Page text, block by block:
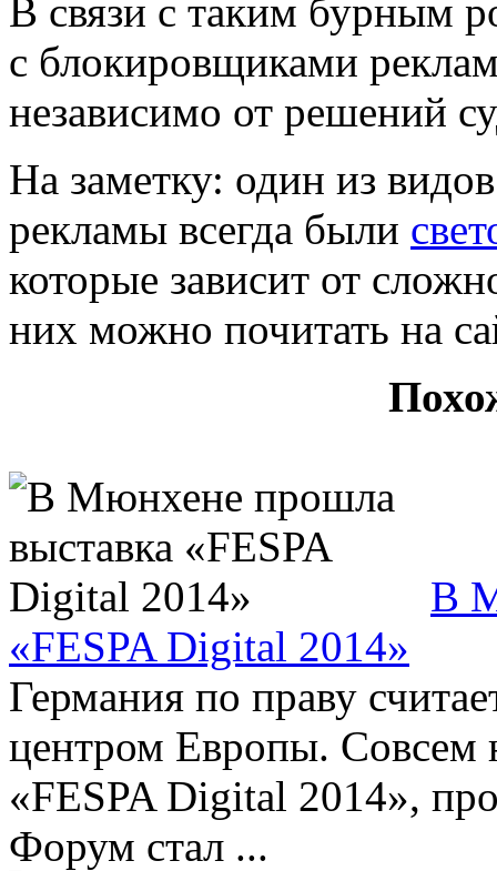
В связи с таким бурным
с блокировщиками
независимо от решений
На заметку: один из
рекламы всегда были
которые зависит от
них можно почитать на
В
«FESPA Digital 2014»
Германия по праву
центром Европы. Совсем
«FESPA Digital 2014»,
Форум стал ...